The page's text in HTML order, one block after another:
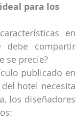
para los
en
debe compartir
se precie?
publicado en
hotel necesita
los diseñadores